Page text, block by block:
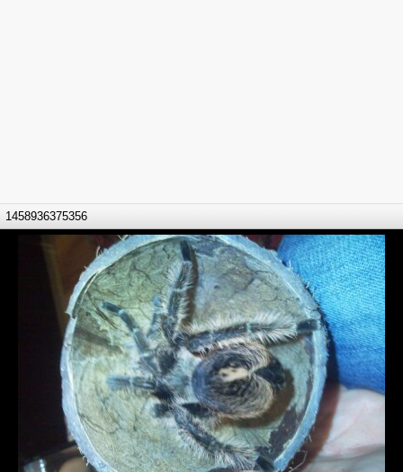
1458936375356